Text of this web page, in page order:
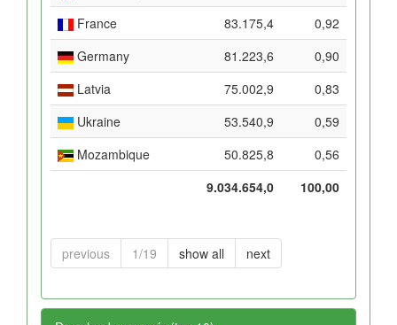
France
83.175,4
0,92
Germany
81.223,6
0,90
Latvia
75.002,9
0,83
Ukraine
53.540,9
0,59
Mozambique
50.825,8
0,56
9.034.654,0
100,00
previous 1/19 show all next